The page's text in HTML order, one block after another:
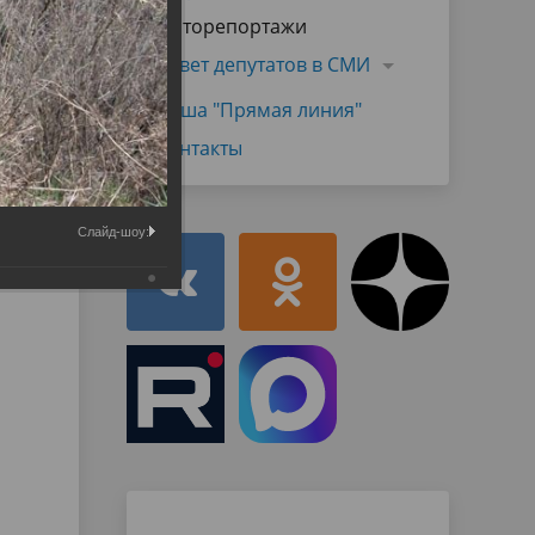
Муниципальная служба
Объявления
имущественного характера
Информационные материалы
Фоторепортажи
Совет депутатов в СМИ
Наша "Прямая линия"
Контакты
Слайд-шоу: